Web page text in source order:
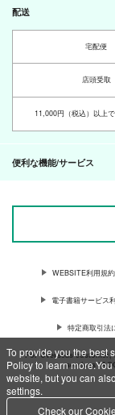
To provide you the best
Policy to learn
website, but you can
settings.
Check our
配送
宅配便
店頭受取
11,000円（税込）以上
便利な機能/サービス
WEBSITE利用規約
電子書籍サービス
特定商取引法
For Overseas
services
c